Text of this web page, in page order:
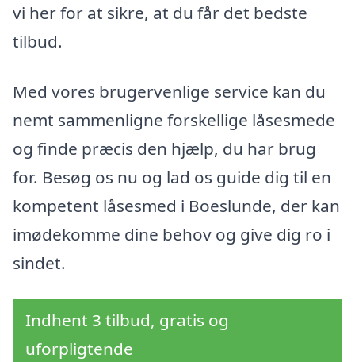
vi her for at sikre, at du får det bedste
tilbud.
Med vores brugervenlige service kan du
nemt sammenligne forskellige låsesmede
og finde præcis den hjælp, du har brug
for. Besøg os nu og lad os guide dig til en
kompetent låsesmed i Boeslunde, der kan
imødekomme dine behov og give dig ro i
sindet.
Indhent 3 tilbud, gratis og
uforpligtende